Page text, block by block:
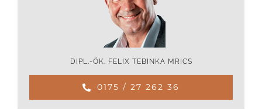
DIPL.-ÖK. FELIX TEBINKA MRICS
0175 / 27 262 36